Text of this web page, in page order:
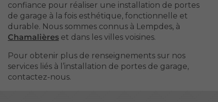
confiance pour réaliser une installation de portes
de garage à la fois esthétique, fonctionnelle et
durable. Nous sommes connus à Lempdes, à
Chamalières et dans les villes voisines.
Pour obtenir plus de renseignements sur nos
services liés à l’installation de portes de garage,
contactez-nous.